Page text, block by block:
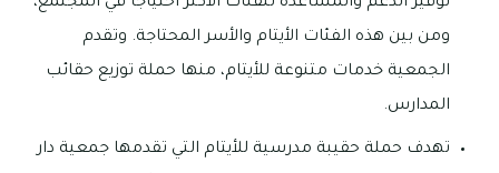
ومن بين هذه الفئات الأيتام والأسر المحتاجة. وتقدم
الجمعية خدمات متنوعة للأيتام، منها حملة توزيع حقائب
المدارس.
تهدف حملة حقيبة مدرسية للأيتام التي تقدمها جمعية دار